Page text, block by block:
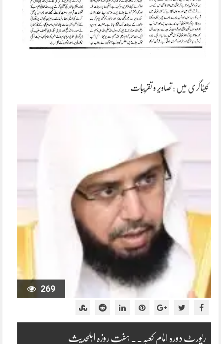
کیٹاگری میں :تصاویر و تقریبات
269
رپورٹ دورہ امام کعبہ۔۔ ہفت روزہ اہلحدیث